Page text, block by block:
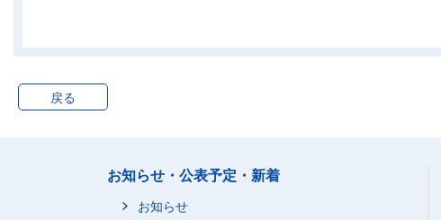
2021年1～3月期
2021年4～6月期
2022年1～3月期
2022年4～6月期
戻る
お知らせ・公表予定・新着
お知らせ